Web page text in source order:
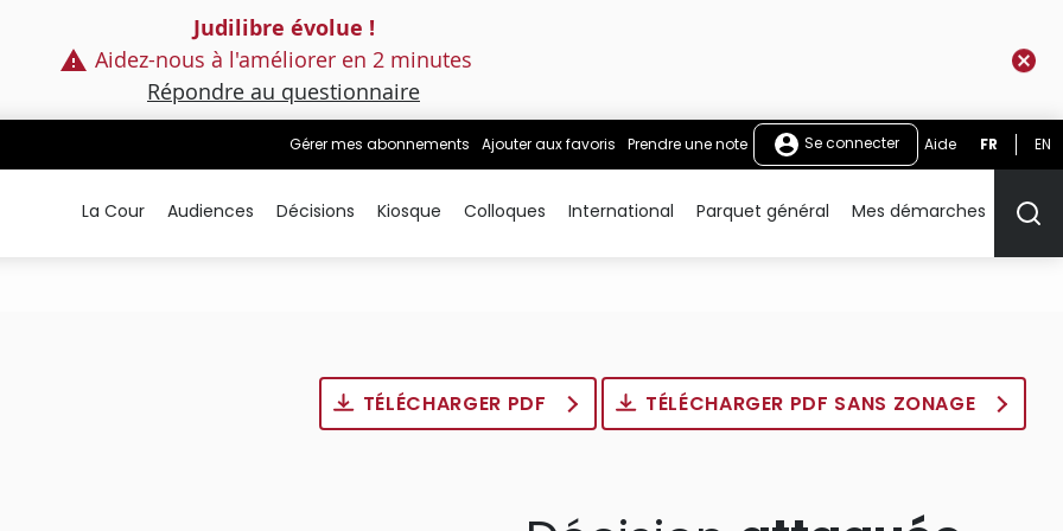
Judilibre évolue !
Aidez-nous à l'améliorer en 2 minutes
Répondre au questionnaire
Gérer mes abonnements Ajouter aux favoris Prendre une note Se connecter Aide FR EN
La Cour Audiences Décisions Kiosque Colloques International Parquet général Mes démarches
TÉLÉCHARGER PDF TÉLÉCHARGER PDF SANS ZONAGE